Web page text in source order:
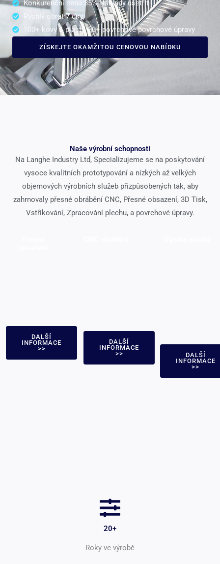
Konkurenční cena 35% Náklady ušetřit
Rychlý obrat 7 dny
100+ kovy & plasty, 50+ povrchové povrchové úpravy
ZÍSKEJTE OKAMŽITOU CENOVOU NABÍDKU
Naše výrobní schopnosti
Na Langhe Industry Ltd, Specializujeme se na poskytování
vysoce kvalitních prototypování a nízkých až velkých
objemových výrobních služeb přizpůsobených tak, aby
zahrnovaly přesné obrábění CNC, Přesné obsazení, 3D Tisk,
Vstřikování, Zpracování plechu, a povrchové úpravy.
DALŠÍ
INFORMACE
>>
DALŠÍ
INFORMACE
>>
DALŠÍ
INFORMACE
>>
20+
Roky ve výrobě